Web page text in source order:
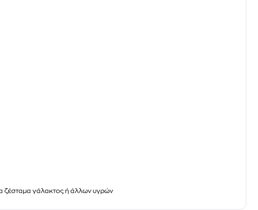
ζέσταμα γάλακτος ή άλλων υγρών